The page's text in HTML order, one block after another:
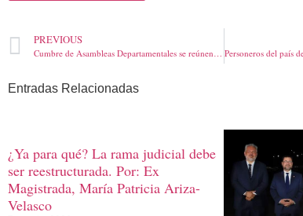
PREVIOUS
Cumbre de Asambleas Departamentales se reúnen en Barranquilla hasta este sábado. Hablan del tema de Regiones
Entradas Relacionadas
¿Ya para qué? La rama judicial debe
ser reestructurada. Por: Ex
Magistrada, María Patricia Ariza-
Velasco